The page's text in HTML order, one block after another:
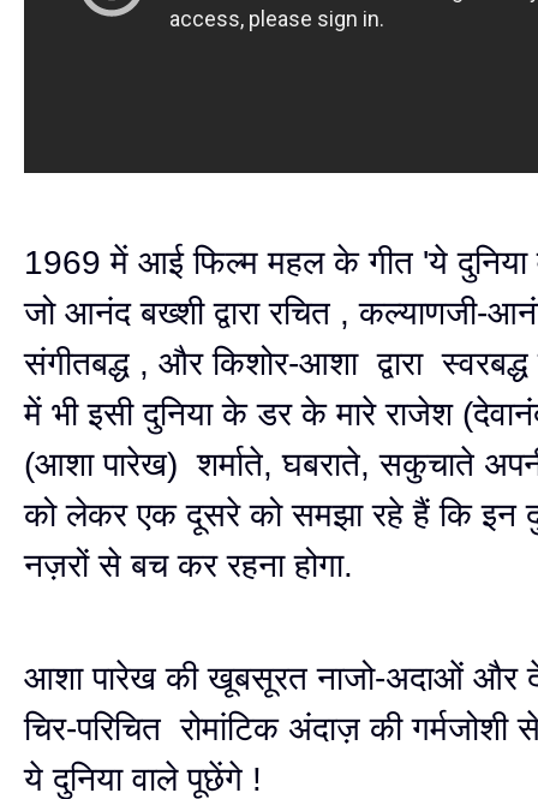
1969 में आई फिल्म महल के गीत 'ये दुनिया
जो आनंद बख्शी द्वारा रचित , कल्याणजी-
संगीतबद्ध , और किशोर-आशा द्वारा स्वरबद्ध
में भी इसी दुनिया के डर के मारे राजेश
(आशा पारेख) शर्माते, घबराते, सकुचाते
को लेकर एक दूसरे को समझा रहे हैं कि इन
नज़रों से बच कर रहना होगा.
आशा पारेख की खूबसूरत नाजो-अदाओं और
चिर-परिचित रोमांटिक अंदाज़ की गर्मजोशी
ये दुनिया वाले पूछेंगे !